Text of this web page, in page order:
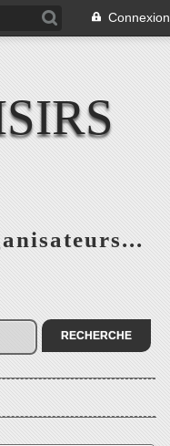
Connexion